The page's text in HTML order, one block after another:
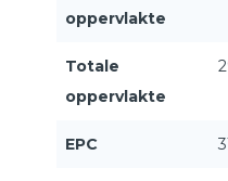
oppervlakte
Totale
oppervlakte
EPC